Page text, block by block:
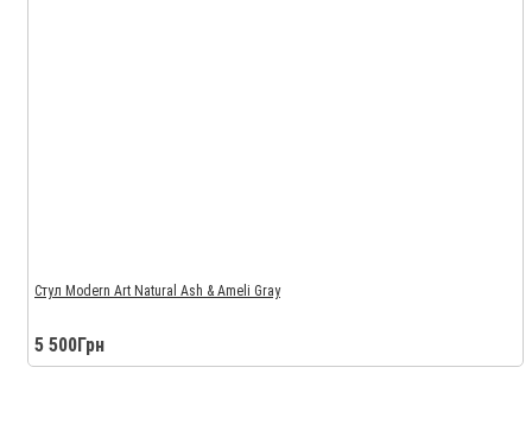
Стул Modern Art Natural Ash & Ameli Gray
5 500Грн